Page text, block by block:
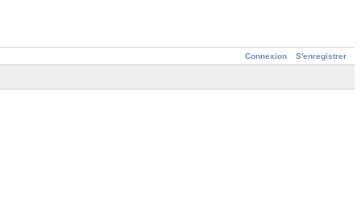
Connexion S'enregistrer